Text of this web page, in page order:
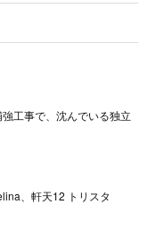
工事で、沈んでいる独立
、軒天12 トリスタ